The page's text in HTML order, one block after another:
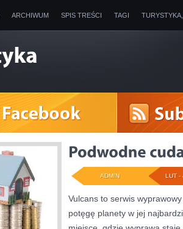
ARCHIWUM SPIS TREŚCI TAGI
LUT -
ADMIN
Vulcans to serwis
potęgę planety w jej